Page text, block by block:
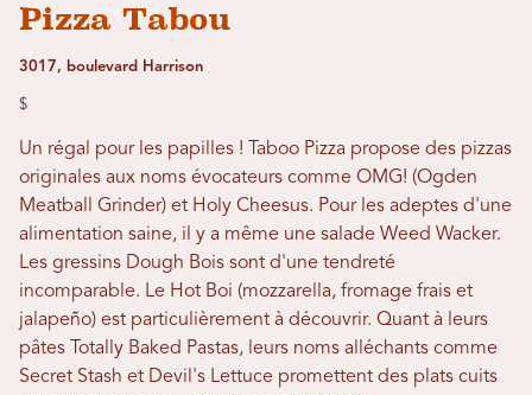
Pizza Tabou
3017, boulevard Harrison
$
Un régal pour les papilles ! Taboo Pizza propose des pizzas
originales aux noms évocateurs comme OMG! (Ogden
Meatball Grinder) et Holy Cheesus. Pour les adeptes d'une
alimentation saine, il y a même une salade Weed Wacker.
Les gressins Dough Bois sont d'une tendreté
incomparable. Le Hot Boi (mozzarella, fromage frais et
jalapeño) est particulièrement à découvrir. Quant à leurs
pâtes Totally Baked Pastas, leurs noms alléchants comme
Secret Stash et Devil's Lettuce promettent des plats cuits